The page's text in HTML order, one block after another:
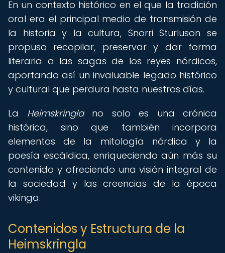
En un contexto histórico en el que la tradición
oral era el principal medio de transmisión de
la historia y la cultura, Snorri Sturluson se
propuso recopilar, preservar y dar forma
literaria a las sagas de los reyes nórdicos,
aportando así un invaluable legado histórico
y cultural que perdura hasta nuestros días.
La Heimskringlano solo es una crónica
histórica, sino que también incorpora
elementos de la mitología nórdica y la
poesía escáldica, enriqueciendo aún más su
contenido y ofreciendo una visión integral de
la sociedad y las creencias de la época
vikinga.
Contenidos y Estructura de la
Heimskringla